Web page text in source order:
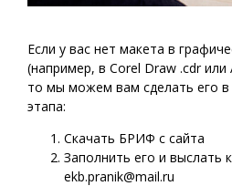
Если у вас нет макета в
(например, в Corel Draw .cdr
то мы можем вам сделать его в
этапа:
Скачать БРИФ с сайта
Заполнить его и выслать
ekb.pranik@mail.ru